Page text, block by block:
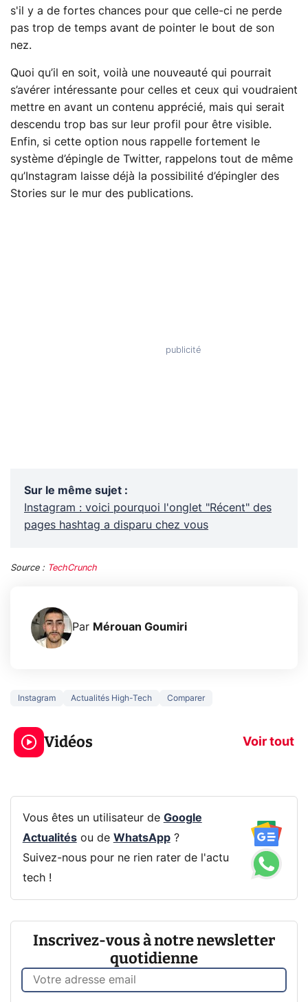
s'il y a de fortes chances pour que celle-ci ne perde
pas trop de temps avant de pointer le bout de son
nez.
Quoi qu’il en soit, voilà une nouveauté qui pourrait
s’avérer intéressante pour celles et ceux qui voudraient
mettre en avant un contenu apprécié, mais qui serait
descendu trop bas sur leur profil pour être visible.
Enfin, si cette option nous rappelle fortement le
système d’épingle de Twitter, rappelons tout de même
qu’Instagram laisse déjà la possibilité d’épingler des
Stories sur le mur des publications.
Sur le même sujet :
Instagram : voici pourquoi l'onglet "Récent" des
pages hashtag a disparu chez vous
Source : TechCrunch
Par Mérouan Goumiri
Instagram Actualités High-Tech Comparer
Vidéos Voir tout
Ce que vous ne
savez sur la
navigation privée !
Pixel 11 Pro
Vous êtes un utilisateur de Google
Actualitésou de WhatsApp?
Suivez-nous pour ne rien rater de l'actu
tech !
Inscrivez-vous à notre newsletter
quotidienne